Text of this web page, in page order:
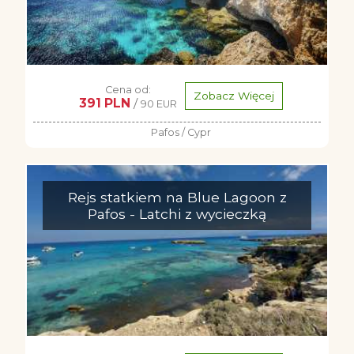
Cena od:
391 PLN / 90 EUR
Zobacz Więcej
Pafos / Cypr
Rejs statkiem na Blue Lagoon z
Pafos - Latchi z wycieczką